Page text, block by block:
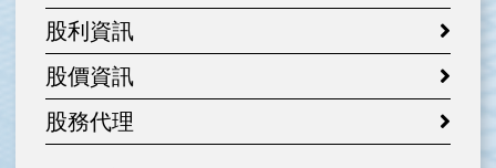
股利資訊
股價資訊
股務代理